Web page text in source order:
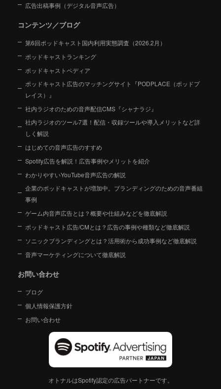
広告出稿事例（デジタル音声広告）
コンテンツ／ブログ
第6回ポッドキャスト国内利用実態調査（2026.2月）
ポッドキャストランキング
ポッドキャストペディア
ポッドキャスト広告のマッチングサイト『PODPLACE（ポッドプ
レイス）』
社内ラジオのための音声配信CMS『シャナラジ』
社内ラジオのツール7選！配信・収録ツールや導入メリットなど詳
しく解説
はじめての音声広告のすすめ
Spotify広告を解説！広告事例やメリットを紹介
わかりやすいYouTube音声広告の解説
企業のポッドキャストが増加中。ブランディングのための音声番組
事例
ゲーム内音声広告とは？概要や仕組みなどを徹底解説
ポッドキャスト広告/CMとは？広告の事例や種類など徹底解説
ソニックブランディングとは？活用術から成功事例など徹底解説
音声マーケティングについて徹底解説
お問い合わせ
ブログ
個人情報保護方針
お問い合わせ
オトナルはSpotify認定の広告パートナーです。